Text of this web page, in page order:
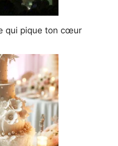
qui pique ton cœur